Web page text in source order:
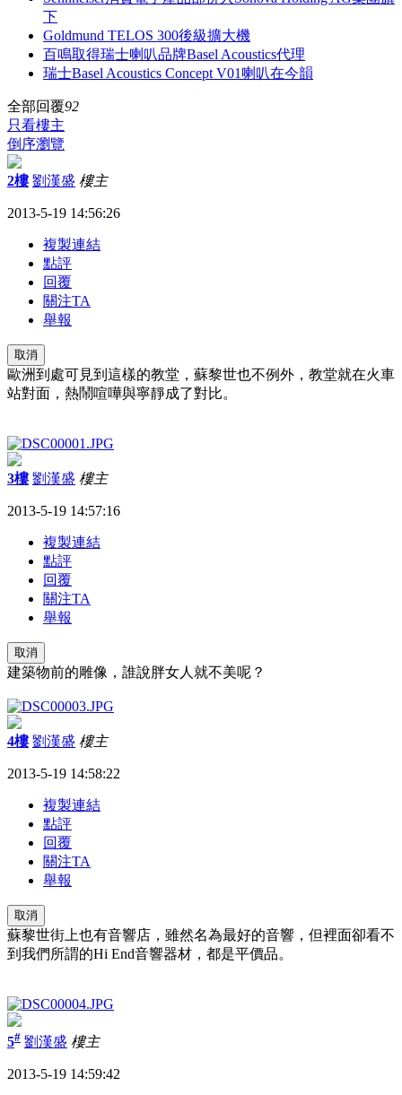
下
Goldmund TELOS 300後級擴大機
百鳴取得瑞士喇叭品牌Basel Acoustics代理
瑞士Basel Acoustics Concept V01喇叭在今韻
全部回覆92
只看樓主
倒序瀏覽
2樓 劉漢盛 樓主
2013-5-19 14:56:26
複製連結
點評
回覆
關注TA
舉報
取消
歐洲到處可見到這樣的教堂，蘇黎世也不例外，教堂就在火車
站對面，熱鬧喧嘩與寧靜成了對比。
3樓 劉漢盛 樓主
2013-5-19 14:57:16
複製連結
點評
回覆
關注TA
舉報
取消
建築物前的雕像，誰說胖女人就不美呢？
4樓 劉漢盛 樓主
2013-5-19 14:58:22
複製連結
點評
回覆
關注TA
舉報
取消
蘇黎世街上也有音響店，雖然名為最好的音響，但裡面卻看不
到我們所謂的Hi End音響器材，都是平價品。
5# 劉漢盛 樓主
2013-5-19 14:59:42